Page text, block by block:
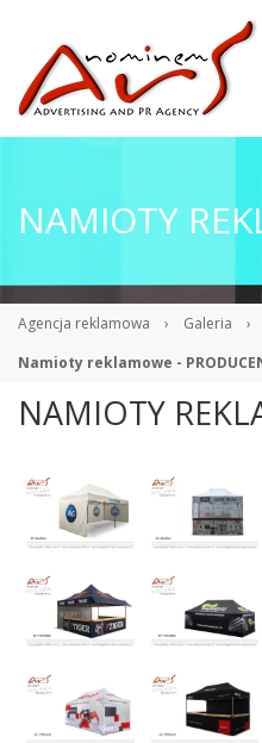
NAMIOTY
Agencja reklamowa › Galeria
›
Namioty reklamowe -
NAMIOTY